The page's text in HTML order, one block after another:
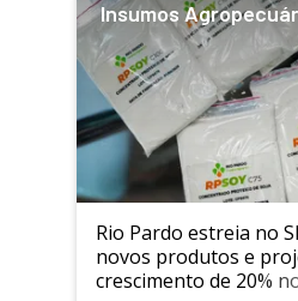
Insumos
Rio Pardo estreia no
novos produtos e
crescimento de 20%